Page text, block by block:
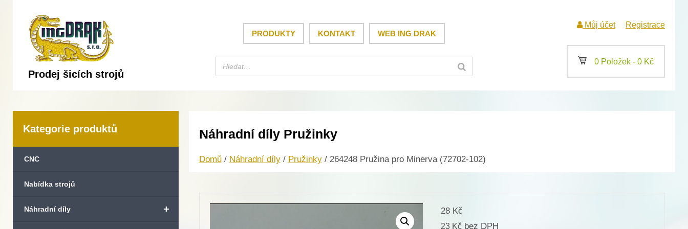
Prodej šicích strojů
PRODUKTY KONTAKT WEB ING DRAK
Můj účet Registrace
a 0 Položek - 0 Kč
Kategorie produktů
CNC
Nabídka strojů
+
Náhradní díly
Náhradní díly Pružinky
Domů/ Náhradní díly/ Pružinky/ 264248 Pružina pro Minerva (72702-102)
28 Kč
23 Kč bez DPH